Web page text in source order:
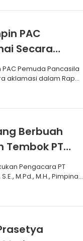
PAC
Secara
Pemuda Pancasila
aklamasi dalam Rapat
Berbuah
Tembok PT
Pengacara PT
M.Pd., M.H., Pimpinan